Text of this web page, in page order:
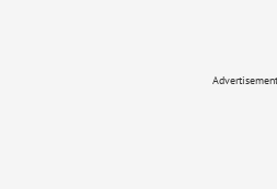
Advertisement